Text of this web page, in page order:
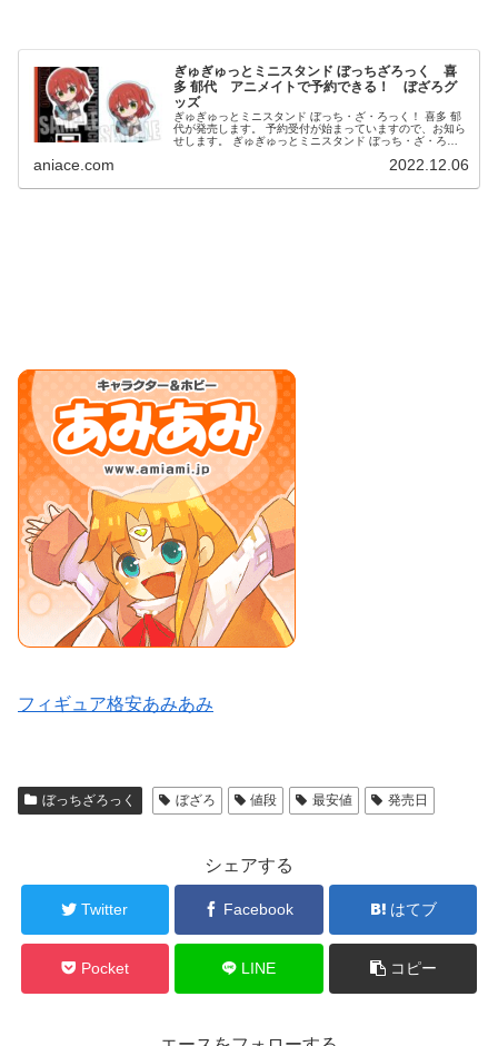
ぎゅぎゅっとミニスタンド ぼっちざろっく 喜
多 郁代 アニメイトで予約できる！ ぼざろグ
ッズ
ぎゅぎゅっとミニスタンド ぼっち・ざ・ろっく！ 喜多 郁
代が発売します。 予約受付が始まっていますので、お知ら
せします。 ぎゅぎゅっとミニスタンド ぼっち・ざ・ろっ
aniace.com 2022.12.06
フィギュア格安あみあみ
ぼっちざろっく ぼざろ 値段 最安値 発売日
シェアする
Twitter Facebook はてブ
Pocket LINE コピー